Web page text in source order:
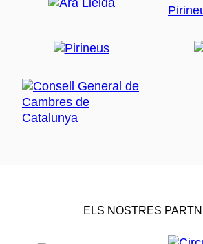
ELS NOSTRES